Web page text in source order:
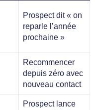
Prospect dit « on
reparle l’année
prochaine »
Recommencer
depuis zéro avec
nouveau contact
Prospect lance